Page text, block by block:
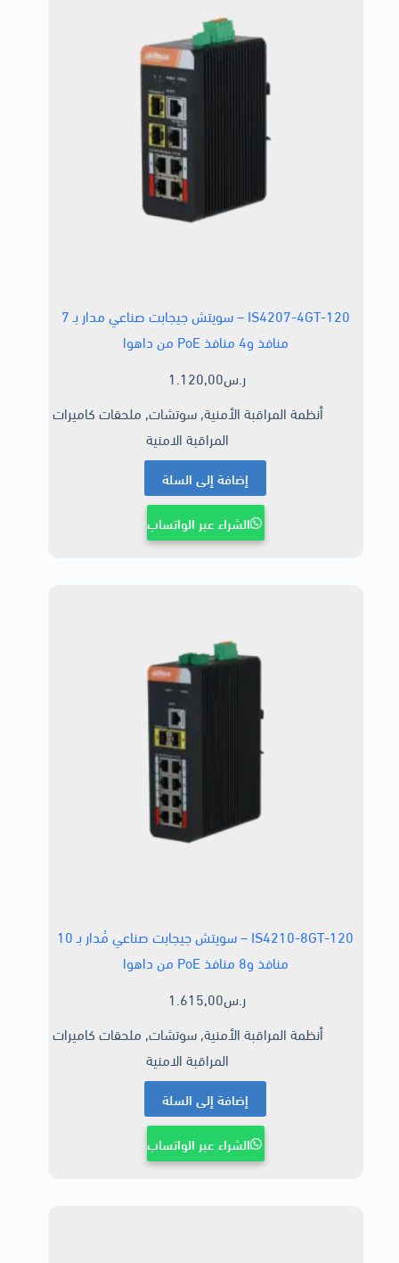
IS4207-4GT-120 – سويتش جيجابت صناعي مدار بـ 7
منافذ و4 منافذ PoE من داهوا
1.120,00ر.س
أنظمة المراقبة الأمنية,سوتشات, ملحقات كاميرات
المراقبة الامنية
إضافة إلى السلة
الشراء عبر الواتساب
IS4210-8GT-120 – سويتش جيجابت صناعي مُدار بـ 10
منافذ و8 منافذ PoE من داهوا
1.615,00ر.س
أنظمة المراقبة الأمنية,سوتشات, ملحقات كاميرات
المراقبة الامنية
إضافة إلى السلة
الشراء عبر الواتساب